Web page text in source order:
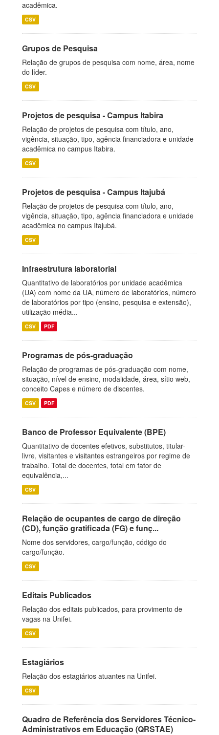
acadêmica.
CSV
Grupos de Pesquisa
Relação de grupos de pesquisa com nome, área, nome
do líder.
CSV
Projetos de pesquisa - Campus Itabira
Relação de projetos de pesquisa com título, ano,
vigência, situação, tipo, agência financiadora e unidade
acadêmica no campus Itabira.
CSV
Projetos de pesquisa - Campus Itajubá
Relação de projetos de pesquisa com título, ano,
vigência, situação, tipo, agência financiadora e unidade
acadêmica no campus Itajubá.
CSV
Infraestrutura laboratorial
Quantitativo de laboratórios por unidade acadêmica
(UA) com nome da UA, número de laboratórios, número
de laboratórios por tipo (ensino, pesquisa e extensão),
utilização média...
CSV PDF
Programas de pós-graduação
Relação de programas de pós-graduação com nome,
situação, nível de ensino, modalidade, área, sítio web,
conceito Capes e número de discentes.
CSV PDF
Banco de Professor Equivalente (BPE)
Quantitativo de docentes efetivos, substitutos, titular-
livre, visitantes e visitantes estrangeiros por regime de
trabalho. Total de docentes, total em fator de
equivalência,...
CSV
Relação de ocupantes de cargo de direção
(CD), função gratificada (FG) e funç...
Nome dos servidores, cargo/função, código do
cargo/função.
CSV
Editais Publicados
Relação dos editais publicados, para provimento de
vagas na Unifei.
CSV
Estagiários
Relação dos estagiários atuantes na Unifei.
CSV
Quadro de Referência dos Servidores Técnico-
Administrativos em Educação (QRSTAE)